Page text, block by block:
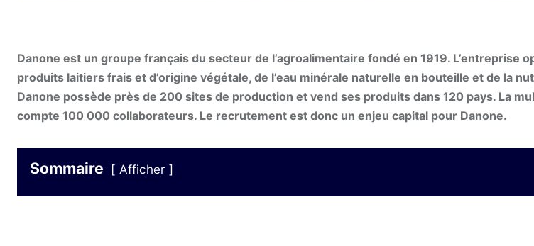
Danone est un groupe français du secteur de l’agroalimentaire fondé en 1919. L’entreprise
produits laitiers frais et d’origine végétale, de l’eau minérale naturelle en bouteille et de la
Danone possède près de 200 sites de production et vend ses produits dans 120 pays. La
compte 100 000 collaborateurs. Le recrutement est donc un enjeu capital pour Danone.
Sommaire Afficher